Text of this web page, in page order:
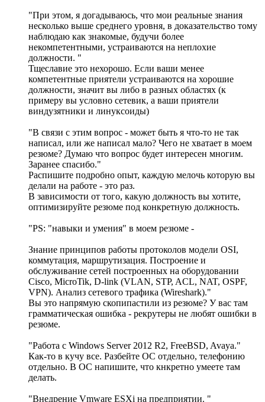
"При этом, я догадываюсь, что мои реальные знания
несколько выше среднего уровня, в доказательство тому
наблюдаю как знакомые, будучи более
некомпетентными, устраиваются на неплохие
должности. "
Тщеславие это нехорошо. Если ваши менее
компетентные приятели устраиваются на хорошие
должности, значит вы либо в разных областях (к
примеру вы условно сетевик, а ваши приятели
виндузятники и линуксоиды)
"В связи с этим вопрос - может быть я что-то не так
написал, или же написал мало? Чего не хватает в моем
резюме? Думаю что вопрос будет интересен многим.
Заранее спасибо."
Распишите подробно опыт, каждую мелочь которую вы
делали на работе - это раз.
В зависимости от того, какую должность вы хотите,
оптимизируйте резюме под конкретную должность.
"PS: "навыки и умения" в моем резюме -
Знание принципов работы протоколов модели OSI,
коммутация, маршрутизация. Построение и
обслуживание сетей построенных на оборудовании
Cisco, MicroTik, D-link (VLAN, STP, ACL, NAT, OSPF,
VPN). Анализ сетевого трафика (Wireshark)."
Вы это напрямую скопипастили из резюме? У вас там
грамматическая ошибка - рекрутеры не любят ошибки в
резюме.
"Работа с Windows Server 2012 R2, FreeBSD, Avaya."
Как-то в кучу все. Разбейте ОС отдельно, телефонию
отдельно. В ОС напишите, что кнкретно умеете там
делать.
"Внедрение Vmware ESXi на предприятии. "